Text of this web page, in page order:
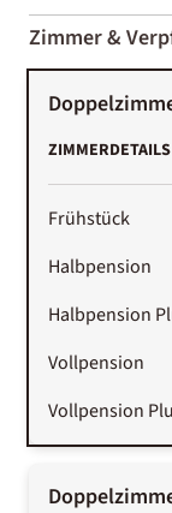
01-
Zimmer &
ZIMMERDETAILS
Frühstück
Halbpension
Halbpension
Vollpension
Vollpension